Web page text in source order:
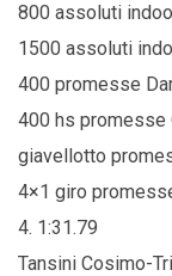
800 assoluti
1500 assoluti
400 promesse
400 hs promesse
giavellotto
4×1 giro
4. 1:31.79
Tansini Cosimo-